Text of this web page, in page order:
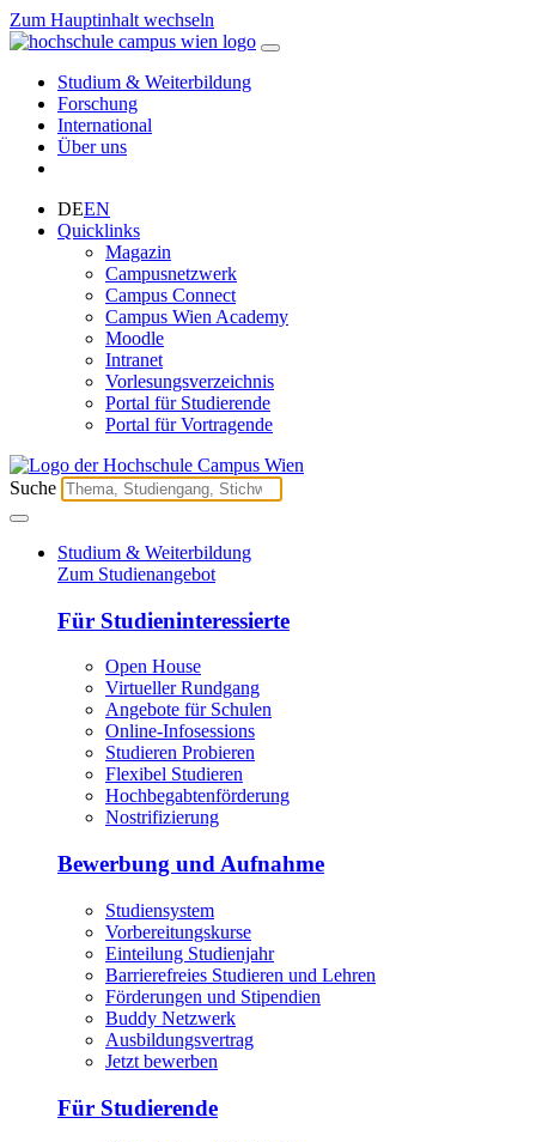
Zum Hauptinhalt wechseln
Studium & Weiterbildung
Forschung
International
Über uns
DEEN
Quicklinks
Magazin
Campusnetzwerk
Campus Connect
Campus Wien Academy
Moodle
Intranet
Vorlesungsverzeichnis
Portal für Studierende
Portal für Vortragende
Suche
Studium & Weiterbildung
Zum Studienangebot
Für Studieninteressierte
Open House
Virtueller Rundgang
Angebote für Schulen
Online-Infosessions
Studieren Probieren
Flexibel Studieren
Hochbegabtenförderung
Nostrifizierung
Bewerbung und Aufnahme
Studiensystem
Vorbereitungskurse
Einteilung Studienjahr
Barrierefreies Studieren und Lehren
Förderungen und Stipendien
Buddy Netzwerk
Ausbildungsvertrag
Jetzt bewerben
Für Studierende